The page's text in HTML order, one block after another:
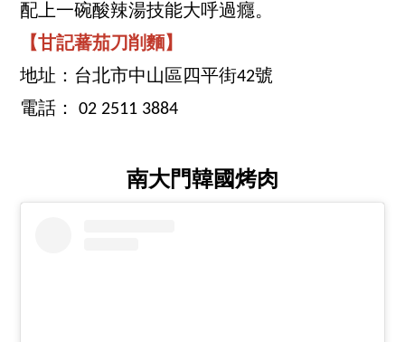
配上一碗酸辣湯技能大呼過癮。
【甘記蕃茄刀削麵】
地址：台北市中山區四平街42號
電話： 02 2511 3884
南大門韓國烤肉